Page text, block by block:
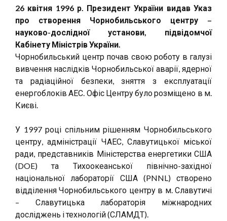
26 квітня 1996 р. Президент України видав Указ
про створення Чорнобильського центру –
науково-дослідної установи, підвідомчої
Кабінету Міністрів України.
Чорнобильський центр почав свою роботу в галузі
вивчення наслідків Чорнобильської аварії, ядерної
та радіаційної безпеки, зняття з експлуатації
енергоблоків АЕС. Офіс Центру було розміщено в м.
Києві.
У 1997 році спільним рішенням Чорнобильського
центру, адміністрації ЧАЕС, Славутицької міської
ради, представників Міністерства енергетики США
(DOE) та Тихоокеанської північно-західної
національної лабораторії США (PNNL) створено
відділення Чорнобильського центру в м. Славутичі
– Славутицька лабораторія міжнародних
досліджень і технологій (СЛАМДТ).